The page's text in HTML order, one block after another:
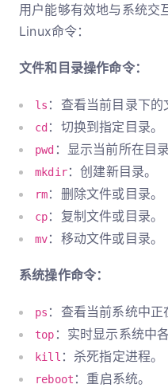
用户能够有效地与系统交
Linux命令：
文件和目录操作命令：
ls ：查看当前目录下的
cd ：切换到指定目录。
pwd ：显示当前所在目
mkdir：创建新目录。
rm：删除文件或目录。
cp：复制文件或目录。
mv：移动文件或目录。
系统操作命令：
ps ：查看当前系统中正
top ：实时显示系统中
kill ：杀死指定进程。
reboot ：重启系统。